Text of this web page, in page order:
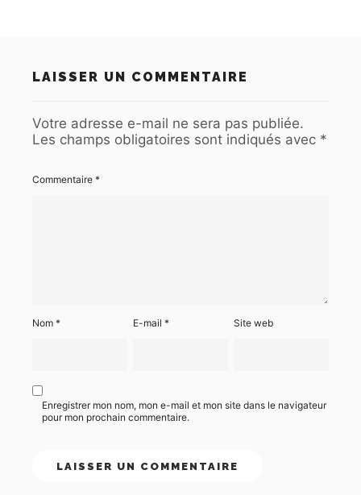
LAISSER UN COMMENTAIRE
Votre adresse e-mail ne sera pas publiée.
Les champs obligatoires sont indiqués avec *
Commentaire *
Nom * E-mail* Site web
Enregistrer mon nom, mon e-mail et mon site dans le navigateur
pour mon prochain commentaire.